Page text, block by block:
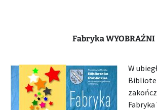
Fabryka WYOBRAŹNI
W